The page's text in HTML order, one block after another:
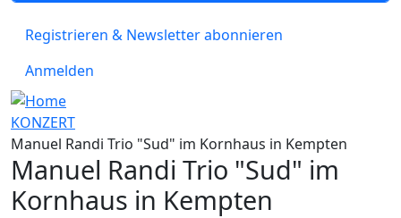
Registrieren & Newsletter abonnieren
Anmelden
KONZERT
Manuel Randi Trio "Sud" im Kornhaus in Kempten
Manuel Randi Trio "Sud" im
Kornhaus in Kempten